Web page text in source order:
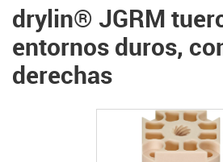
drylin® JGRM
entornos duros,
derechas